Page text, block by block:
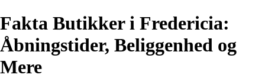
Fakta Butikker i Fredericia:
Åbningstider, Beliggenhed og
Mere